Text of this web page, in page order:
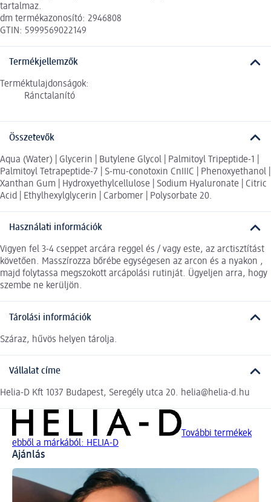
tartalmaz.
dm termékazonosító: 2946808
GTIN: 5999569022149
Termékjellemzők
Terméktulajdonságok:
Ránctalanító
Összetevők
Aqua (Water) | Glycerin | Butylene Glycol | Palmitoyl Tripeptide-1 |
Palmitoyl Tetrapeptide-7 | S-mu-conotoxin CnIIIC | Phenoxyethanol |
Xanthan Gum | Hydroxyethylcellulose | Sodium Hyaluronate | Citric
Acid | Ethylhexylglycerin | Carbomer | Polysorbate 20.
Használati információk
Vigyen fel 3-4 cseppet arcára reggel és / vagy este, az arctisztítást
követően. Masszírozza bőrébe egységesen az arcon és a nyakon ,
majd folytassa megszokott arcápolási rutinját. Ügyeljen arra, hogy
szembe ne kerüljön.
Tárolási információk
Száraz, hűvös helyen tárolja.
Vállalat címe
Helia-D Kft 1037 Budapest, Seregély utca 20. helia@helia-d.hu
További termékek
ebből a márkából: HELIA-D
Ajánlás